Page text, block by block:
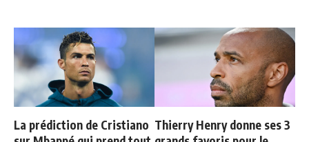
La prédiction de Cristiano Thierry Henry donne ses 3